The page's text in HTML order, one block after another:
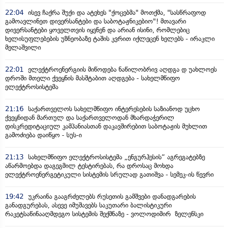
22:04 ისევ ჩაქრა შუქი და ატეხეს "ქოცებმა" მოთქმა, "სასწრაფოდ
გამოავლინეთ დივერსანტები და საბოტაჟნიკებიო"! მთავარი
დივერსანტები ყოველთვის იყვნენ და არიან ისინი, რომლებიც
ხელისუფლებების უზნეობაზე ტაშის კვრით იქლეცენ ხელებს - ირაკლი
მელაშვილი
22:01
ელექტროენერგიის მიწოდება ნაწილობრივ აღდგა დ უახლოეს
დროში მთელი ქვეყნის მასშტაბით აღდგება - სახელმწიფო
ელექტროსისტემა
21:16 საქართველოს სახელმწიფო ინტერესების საზიანოდ უცხო
ქვეყნიდან მართულ და საქართველოდან მხარდაჭერილ
დისკრედიტაციულ კამპანიასთან დაკავშირებით საბოტაჟის მუხლით
გამოძიება დაიწყო - სუს-ი
21:13 სახელმწიფო ელექტროსისტემა „ენგურჰესის“ აგრეგატებზე
აწარმოებდა დაგეგმილ ტესტირებას, რა დროსაც მოხდა
ელექტროენერგეტიკული სისტემის სრულად გათიშვა - სემეკ-ის წევრი
19:42
უკრაინა გააგრძელებს რუსეთის გამშვები დანადგარების
განადგურებას, ასევე იმუშავებს საკუთარი ბალისტიკური
რაკეტსაწინააღმდეგო სისტემის შექმნაზე - ვოლოდიმირ ზელენსკი